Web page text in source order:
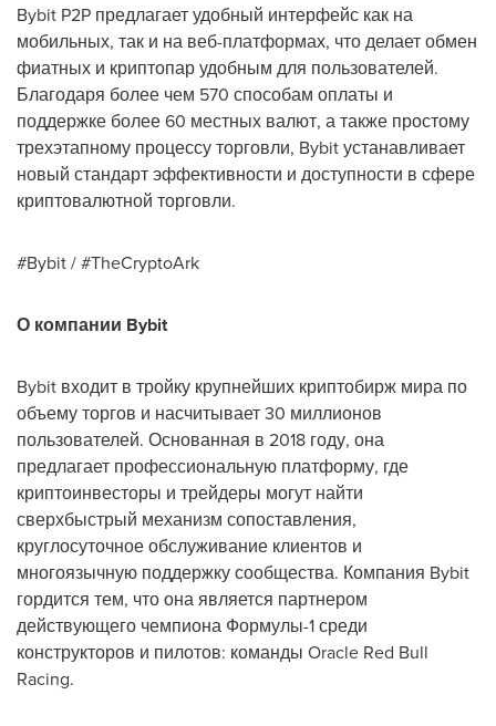
Bybit P2P предлагает удобный интерфейс как на
мобильных, так и на веб-платформах, что делает обмен
фиатных и криптопар удобным для пользователей.
Благодаря более чем 570 способам оплаты и
поддержке более 60 местных валют, а также простому
трехэтапному процессу торговли, Bybit устанавливает
новый стандарт эффективности и доступности в сфере
криптовалютной торговли.
#Bybit / #TheCryptoArk
О компании Bybit
Bybit входит в тройку крупнейших криптобирж мира по
объему торгов и насчитывает 30 миллионов
пользователей. Основанная в 2018 году, она
предлагает профессиональную платформу, где
криптоинвесторы и трейдеры могут найти
сверхбыстрый механизм сопоставления,
круглосуточное обслуживание клиентов и
многоязычную поддержку сообщества. Компания Bybit
гордится тем, что она является партнером
действующего чемпиона Формулы-1 среди
конструкторов и пилотов: команды Oracle Red Bull
Racing.